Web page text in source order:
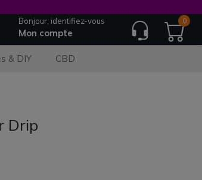
Bonjour, identifiez-vous
Mon compte
0
& DIY CBD
Drip